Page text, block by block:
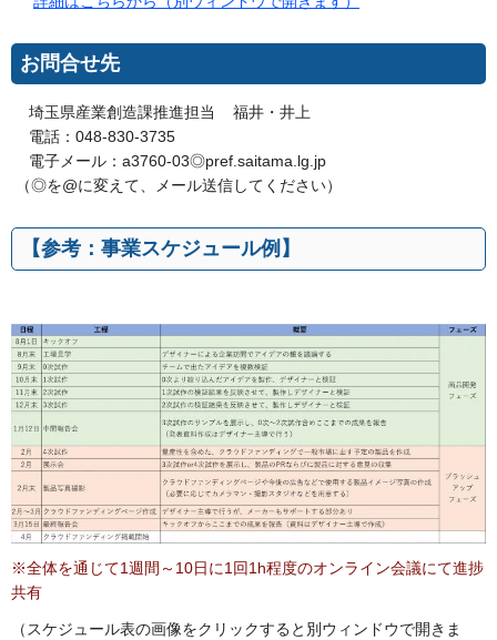
お問合せ先
埼玉県産業創造課推進担当 福井・井上
電話：048-830-3735
電子メール：a3760-03◎pref.saitama.lg.jp
（◎を@に変えて、メール送信してください）
【参考：事業スケジュール例】
※全体を通じて1週間～10日に1回1h程度のオンライン会議にて進捗
共有
（スケジュール表の画像をクリックすると別ウィンドウで開きま